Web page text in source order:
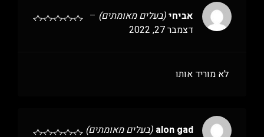
אביחי(בעלים מאומתים) –
דצמבר 27, 2022
לא מוריד אותו
alon gad (בעלים מאומתים)